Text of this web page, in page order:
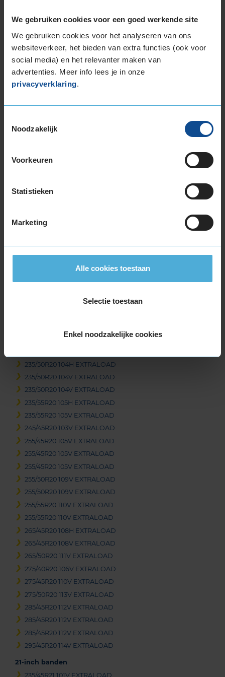
We gebruiken cookies voor een goed werkende site
We gebruiken cookies voor het analyseren van ons
websiteverkeer, het bieden van extra functies (ook voor
social media) en het relevanter maken van
advertenties. Meer info lees je in onze
privacyverklaring.
Noodzakelijk
Voorkeuren
Statistieken
Marketing
Alle cookies toestaan
Selectie toestaan
Enkel noodzakelijke cookies
Beschikbare bandenmaten
18-inch banden
225/60R18 104H EXTRALOAD
235/50R18 101V EXTRALOAD
235/55R18 104H EXTRALOAD
235/60R18 107V EXTRALOAD
235/45R19 99V EXTRALOAD
235/55R19 101T
235/55R19 105H EXTRALOAD
235/55R19 105V EXTRALOAD
235/55R19 105V EXTRALOAD
20-inch banden
235/50R20 104H EXTRALOAD
235/50R20 104V EXTRALOAD
235/50R20 104V EXTRALOAD
235/55R20 105H EXTRALOAD
235/55R20 105V EXTRALOAD
245/45R20 103V EXTRALOAD
255/45R20 105V EXTRALOAD
255/45R20 105V EXTRALOAD
255/45R20 105V EXTRALOAD
255/50R20 109V EXTRALOAD
255/50R20 109V EXTRALOAD
255/55R20 110V EXTRALOAD
255/55R20 110V EXTRALOAD
265/45R20 108H EXTRALOAD
265/45R20 108V EXTRALOAD
265/50R20 111V EXTRALOAD
275/40R20 106V EXTRALOAD
275/45R20 110V EXTRALOAD
275/50R20 113V EXTRALOAD
285/45R20 112V EXTRALOAD
285/45R20 112V EXTRALOAD
285/45R20 112V EXTRALOAD
295/45R20 114V EXTRALOAD
21-inch banden
235/45R21 101V EXTRALOAD